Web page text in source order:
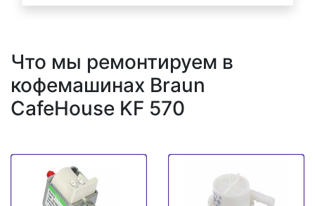
Что мы ремонтируем в
кофемашинах Braun
CafeHouse KF 570